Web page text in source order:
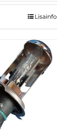
€.27.00 €.
Lisainfo